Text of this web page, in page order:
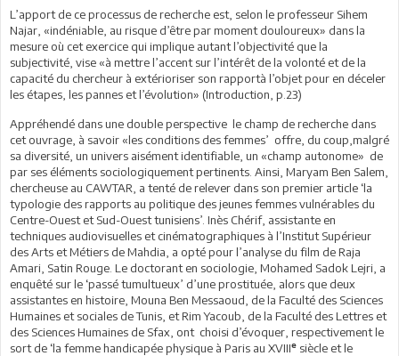
L’apport de ce processus de recherche est, selon le professeur Sihem
Najar, «indéniable, au risque d’être par moment douloureux» dans la
mesure où cet exercice qui implique autant l’objectivité que la
subjectivité, vise «à mettre l’accent sur l’intérêt de la volonté et de la
capacité du chercheur à extérioriser son rapportà l’objet pour en déceler
les étapes, les pannes et l’évolution» (Introduction, p.23)
Appréhendé dans une double perspective le champ de recherche dans
cet ouvrage, à savoir «les conditions des femmes’ offre, du coup,malgré
sa diversité, un univers aisément identifiable, un «champ autonome» de
par ses éléments sociologiquement pertinents. Ainsi, Maryam Ben Salem,
chercheuse au CAWTAR, a tenté de relever dans son premier article ‘la
typologie des rapports au politique des jeunes femmes vulnérables du
Centre-Ouest et Sud-Ouest tunisiens’. Inès Chérif, assistante en
techniques audiovisuelles et cinématographiques à l’Institut Supérieur
des Arts et Métiers de Mahdia, a opté pour l’analyse du film de Raja
Amari, Satin Rouge. Le doctorant en sociologie, Mohamed Sadok Lejri, a
enquêté sur le ‘passé tumultueux’ d’une prostituée, alors que deux
assistantes en histoire, Mouna Ben Messaoud, de la Faculté des Sciences
Humaines et sociales de Tunis, et Rim Yacoub, de la Faculté des Lettres et
des Sciences Humaines de Sfax, ont choisi d’évoquer, respectivement le
sort de ‘la femme handicapée physique à Paris au XVIIIe siècle et le